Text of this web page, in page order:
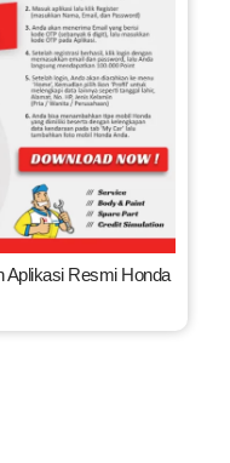
Aplikasi Resmi Honda